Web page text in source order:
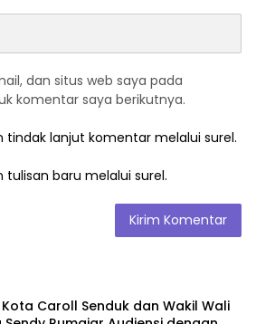
dan situs web saya pada
komentar saya berikutnya.
tindak lanjut komentar melalui surel.
tulisan baru melalui surel.
Caroll Senduk dan Wakil Wali